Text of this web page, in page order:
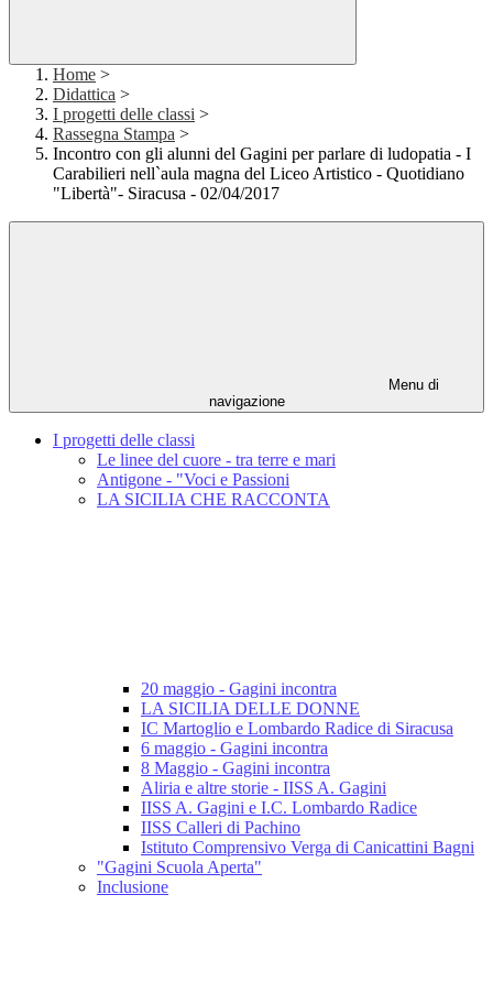
Home >
Didattica >
I progetti delle classi >
Rassegna Stampa >
Incontro con gli alunni del Gagini per parlare di ludopatia - I
Carabilieri nell`aula magna del Liceo Artistico - Quotidiano
"Libertà"- Siracusa - 02/04/2017
Menu di
navigazione
I progetti delle classi
Le linee del cuore - tra terre e mari
Antigone - "Voci e Passioni
LA SICILIA CHE RACCONTA
20 maggio - Gagini incontra
LA SICILIA DELLE DONNE
IC Martoglio e Lombardo Radice di Siracusa
6 maggio - Gagini incontra
8 Maggio - Gagini incontra
Aliria e altre storie - IISS A. Gagini
IISS A. Gagini e I.C. Lombardo Radice
IISS Calleri di Pachino
Istituto Comprensivo Verga di Canicattini Bagni
"Gagini Scuola Aperta"
Inclusione